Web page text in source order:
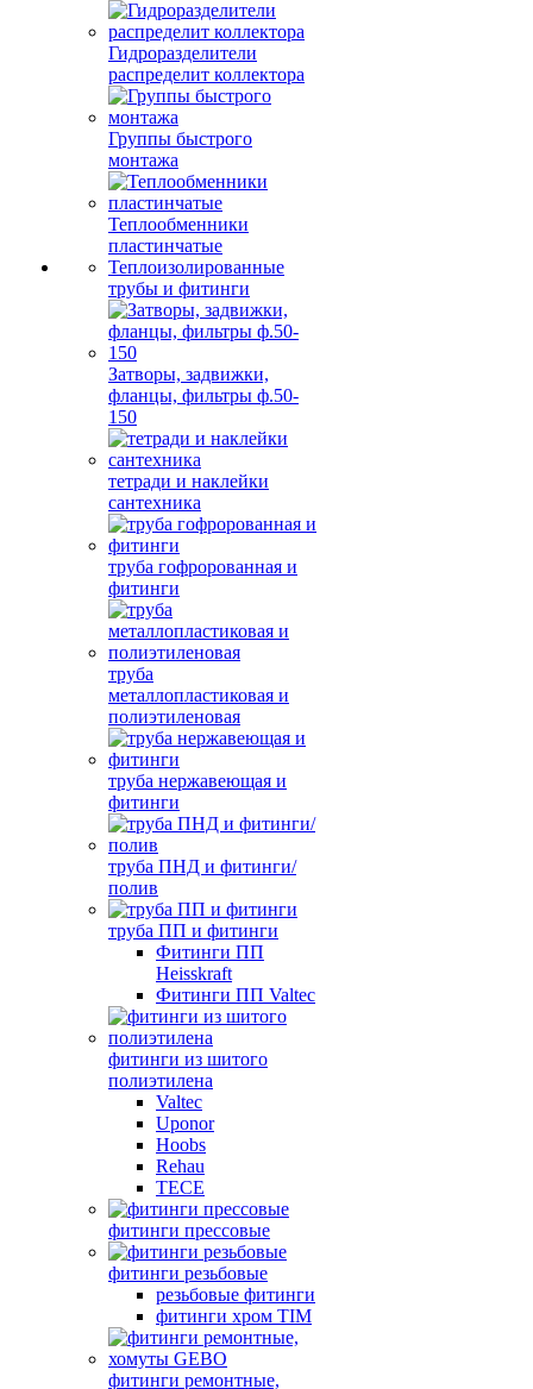
Гидроразделители
распределит коллектора
Группы быстрого
монтажа
Теплообменники
пластинчатые
Теплоизолированные
трубы и фитинги
Затворы, задвижки,
фланцы, фильтры ф.50-
150
тетради и наклейки
сантехника
труба гофророванная и
фитинги
труба
металлопластиковая и
полиэтиленовая
труба нержавеющая и
фитинги
труба ПНД и фитинги/
полив
труба ПП и фитинги
Фитинги ПП
Heisskraft
Фитинги ПП Valtec
фитинги из шитого
полиэтилена
Valtec
Uponor
Hoobs
Rehau
TECE
фитинги прессовые
фитинги резьбовые
резьбовые фитинги
фитинги хром TIM
фитинги ремонтные,